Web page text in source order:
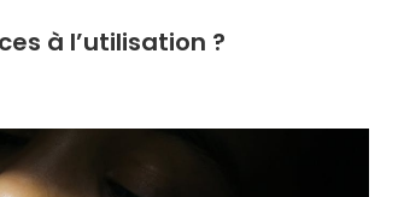
à l’utilisation ?